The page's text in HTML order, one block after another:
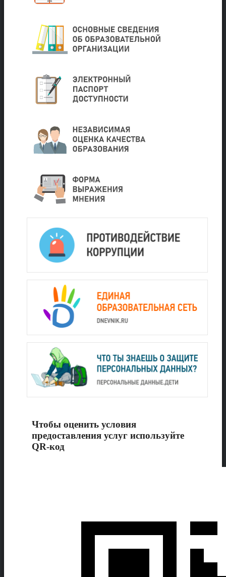
Чтобы оценить условия
предоставления услуг используйте
QR-код